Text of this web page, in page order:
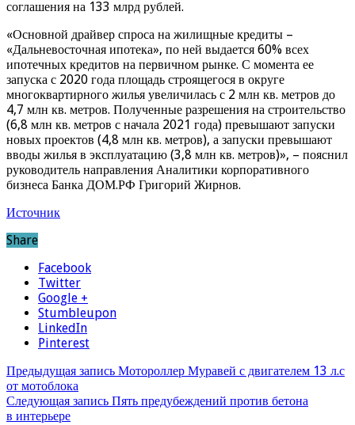
соглашения на 133 млрд рублей.
«Основной драйвер спроса на жилищные кредиты –
«Дальневосточная ипотека», по ней выдается 60% всех
ипотечных кредитов на первичном рынке. С момента ее
запуска с 2020 года площадь строящегося в округе
многоквартирного жилья увеличилась с 2 млн кв. метров до
4,7 млн кв. метров. Полученные разрешения на строительство
(6,8 млн кв. метров с начала 2021 года) превышают запуски
новых проектов (4,8 млн кв. метров), а запуски превышают
вводы жилья в эксплуатацию (3,8 млн кв. метров)», – пояснил
руководитель направления Аналитики корпоративного
бизнеса Банка ДОМ.РФ Григорий Жирнов.
Источник
Share
Facebook
Twitter
Google +
Stumbleupon
LinkedIn
Pinterest
Предыдущая запись Мотороллер Муравей с двигателем 13 л.с
от мотоблока
Следующая запись Пять предубеждений против бетона
в интерьере